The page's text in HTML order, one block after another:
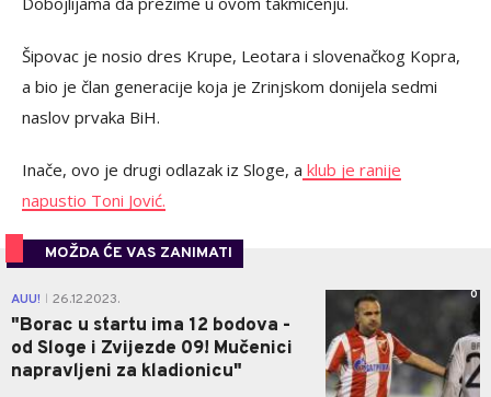
Šipovac je nosio dres Krupe, Leotara i slovenačkog Kopra,
a bio je član generacije koja je Zrinjskom donijela sedmi
naslov prvaka BiH.
Inače, ovo je drugi odlazak iz Sloge, a klub je ranije
napustio Toni Jović.
MOŽDA ĆE VAS ZANIMATI
AUU! 26.12.2023.
"Borac u startu ima 12 bodova -
od Sloge i Zvijezde 09! Mučenici
napravljeni za kladionicu"
0